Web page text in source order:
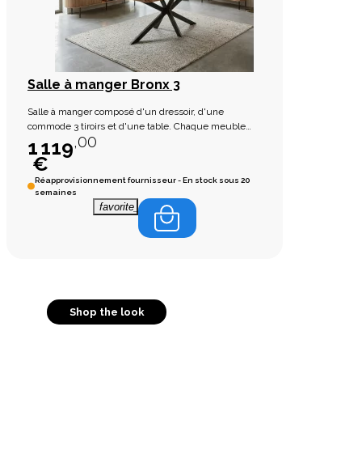
Salle à manger Bronx 3
Salle à manger composé d'un dressoir, d'une
commode 3 tiroirs et d'une table. Chaque meuble
est unique résultant une fabrication artisanale
1 119,00
€
Réapprovisionnement fournisseur - En stock sous 20
semaines
favorite_border
Shop the look